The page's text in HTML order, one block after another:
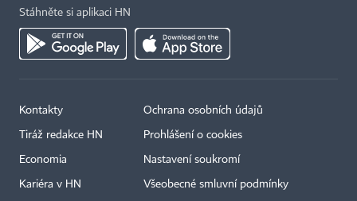
Stáhněte si aplikaci HN
Kontakty
Tiráž redakce HN
Economia
Kariéra v HN
Ochrana osobních údajů
Prohlášení o cookies
Nastavení soukromí
Všeobecné smluvní podmínky